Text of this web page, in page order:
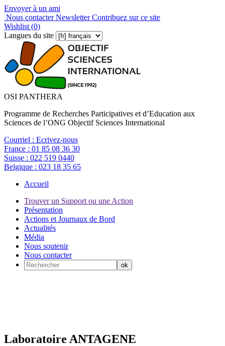
Envoyer à un ami
Nous contacterNewsletterContribuez sur ce site
Wishlist (0)
Langues du site
OSI PANTHERA
Programme de Recherches Participatives et d’Education aux
Sciences de l’ONG Objectif Sciences International
Courriel : Ecrivez-nous
France : 01 85 08 36 30
Suisse : 022 519 0440
Belgique : 023 18 35 65
Accueil
Trouver un Support ou une Action
Présentation
Actions et Journaux de Bord
Actualités
Média
Nous soutenir
Nous contacter
Laboratoire ANTAGENE